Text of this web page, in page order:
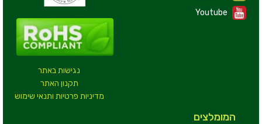
נגישות באתר
תקנון האתר
מדיניות פרטיות ותנאי שימוש
Youtube
המומלצים